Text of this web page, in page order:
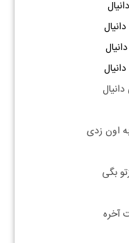
اون زدی
بگی
آخره